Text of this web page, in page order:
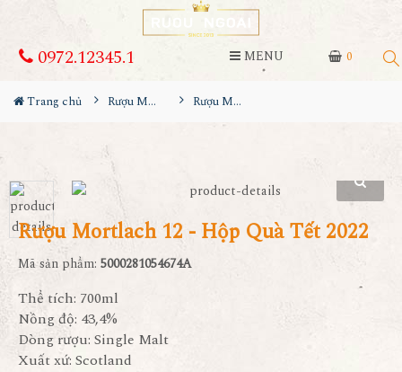
0
0972.12345.1 MENU
Trang chủ Rượu Mortlach Rượu Mortlach 12 - Hộp Quà Tết 2022
Rượu Mortlach 12 - Hộp Quà Tết 2022
Mã sản phẩm: 5000281054674A
Thể tích: 700ml
Nồng độ: 43,4%
Dòng rượu: Single Malt
Xuất xứ: Scotland